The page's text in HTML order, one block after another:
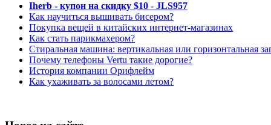
Iherb - купон на скидку $10 - JLS957
Как научиться вышивать бисером?
Покупка вещей в китайских интернет-магазинах
Как стать парикмахером?
Стиральная машина: вертикальная или горизонтальная
Почему телефоны Vertu такие дорогие?
История компании Орифлейм
Как ухаживать за волосами летом?